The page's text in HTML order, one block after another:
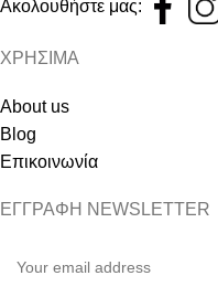
Ακολουθήστε μας:
ΧΡΗΣΙΜΑ
About us
Blog
Επικοινωνία
ΕΓΓΡΑΦΗ NEWSLETTER